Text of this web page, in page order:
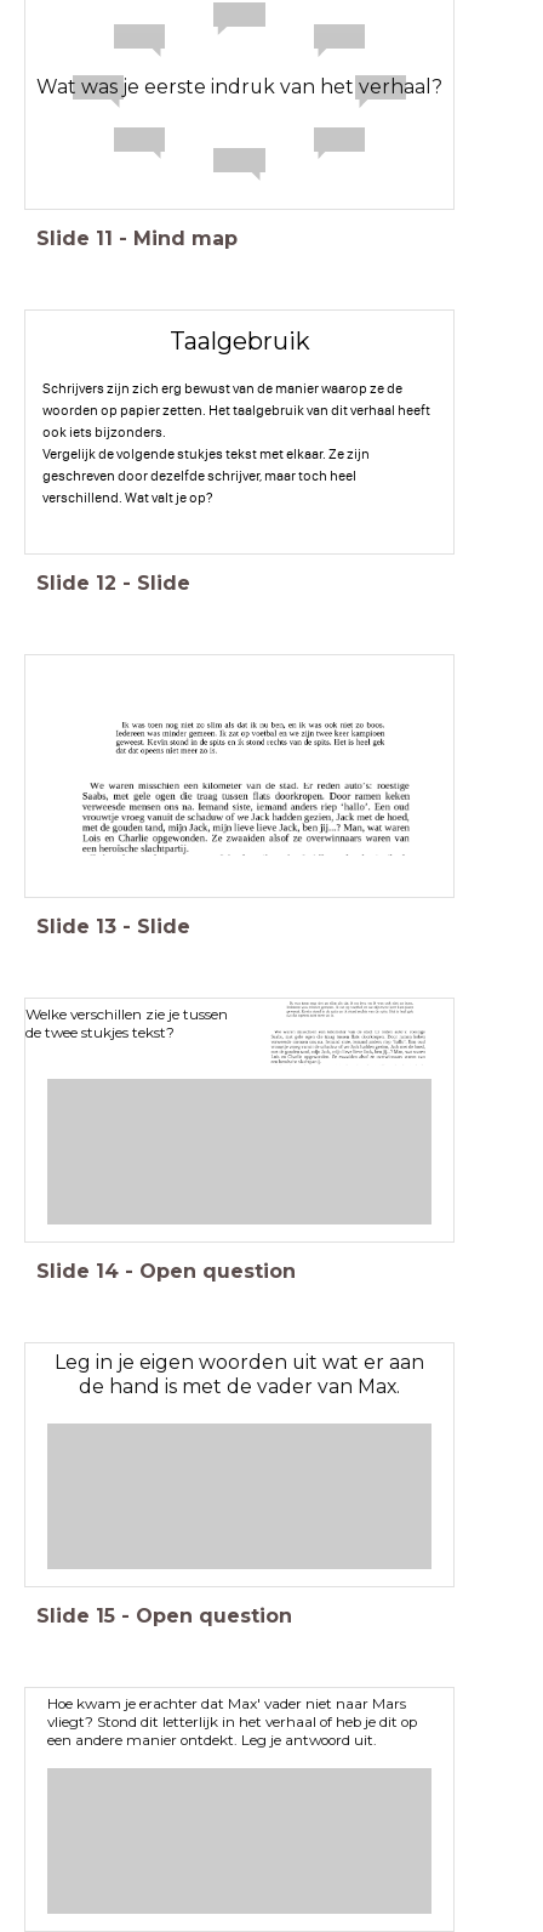
Wat was je eerste indruk van het verhaal?
Slide 11 - Mind map
Taalgebruik
Schrijvers zijn zich erg bewust van de manier waarop ze de
woorden op papier zetten. Het taalgebruik van dit verhaal heeft
ook iets bijzonders.
Vergelijk de volgende stukjes tekst met elkaar. Ze zijn
geschreven door dezelfde schrijver, maar toch heel
verschillend. Wat valt je op?
Slide 12 - Slide
Slide 13 - Slide
Welke verschillen zie je tussen
de twee stukjes tekst?
Slide 14 - Open question
Leg in je eigen woorden uit wat er aan
de hand is met de vader van Max.
Slide 15 - Open question
Hoe kwam je erachter dat Max' vader niet naar Mars
vliegt? Stond dit letterlijk in het verhaal of heb je dit op
een andere manier ontdekt. Leg je antwoord uit.